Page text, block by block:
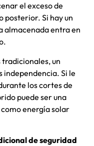
el exceso de
posterior. Si hay un
almacenada entra en
un
independencia. Si le
los cortes de
puede ser una
energía solar
de seguridad